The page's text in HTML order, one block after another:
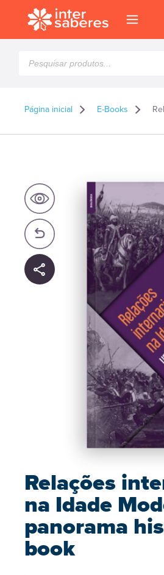
produtos
Página inicial E-Books
Relações
na Idade
panorama
book